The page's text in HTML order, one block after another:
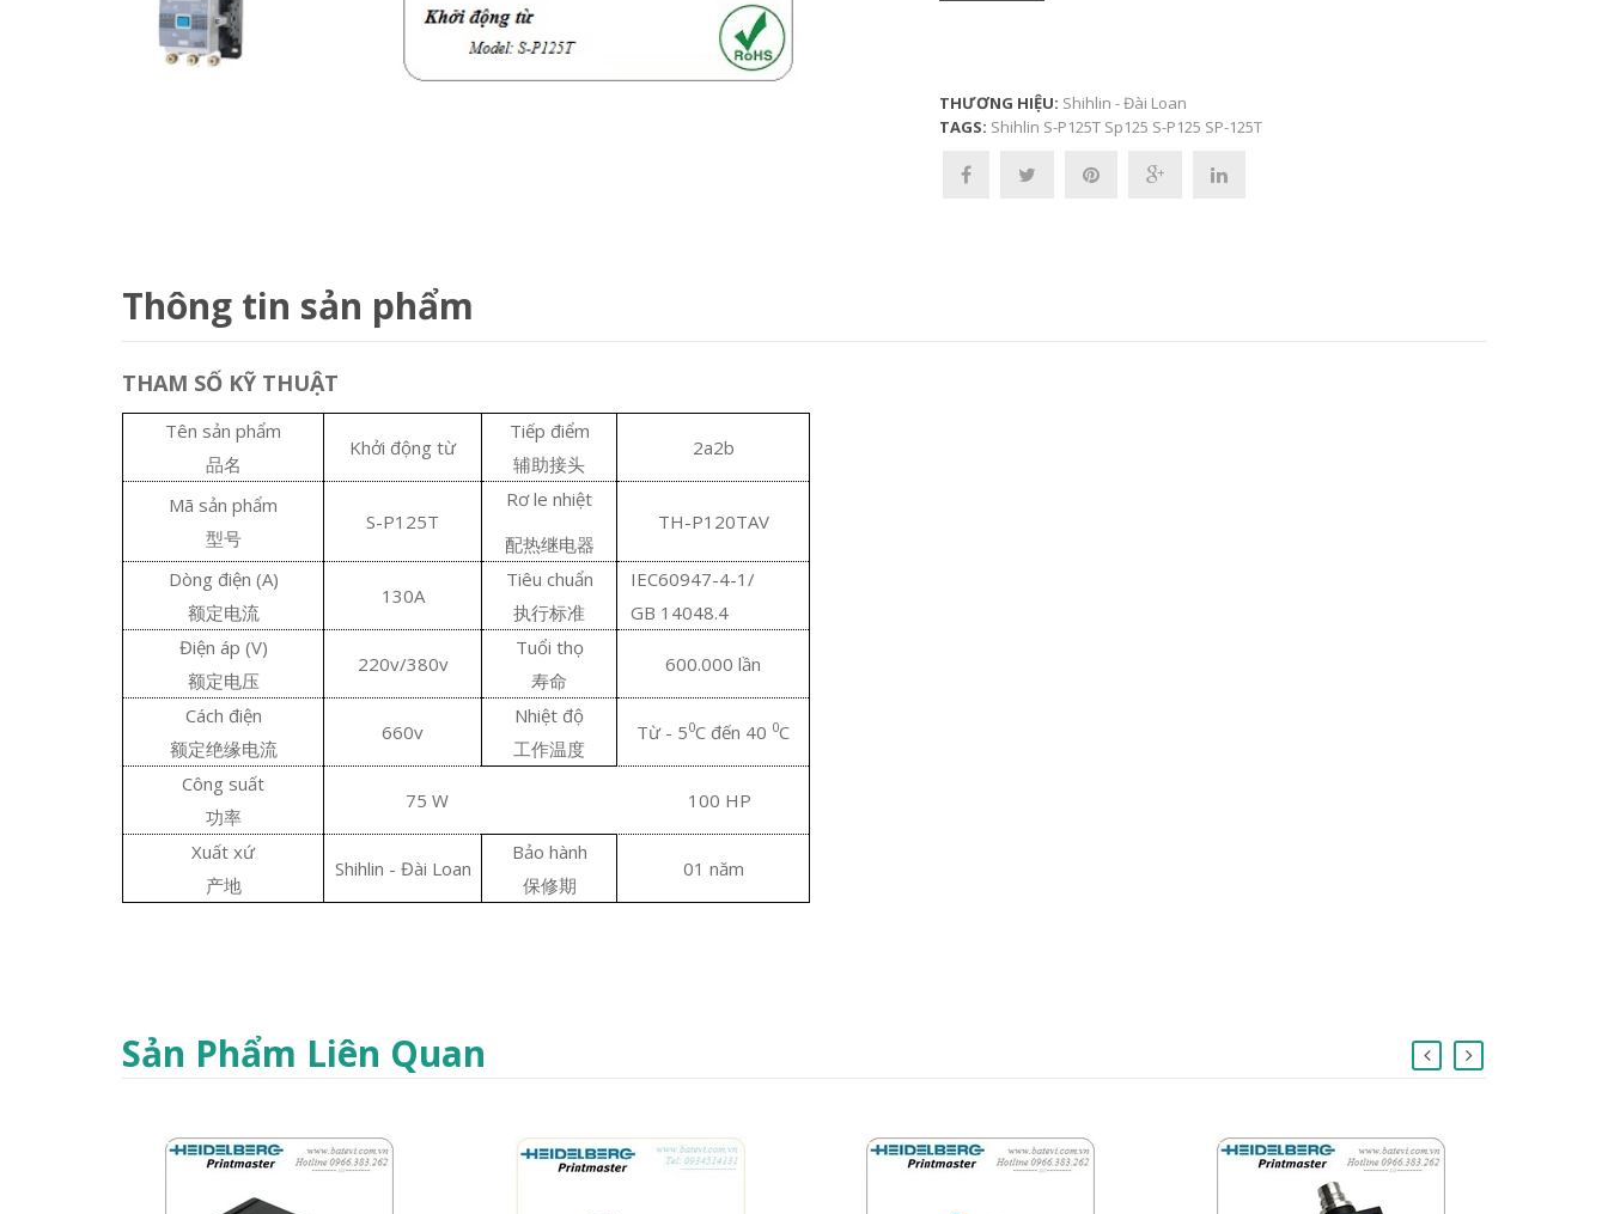
THƯƠNG HIỆU: Shihlin - Đài Loan
TAGS: Shihlin S-P125T Sp125 S-P125 SP-125T
Thông tin sản phẩm
THAM SỐ KỸ THUẬT
Tên sản phẩm
品名
Khởi động từ
Tiếp điểm
辅助接头
2a2b
Mã sản phẩm
型号
S-P125T
Rơ le nhiệt
配热继电器
TH-P120TAV
Dòng điện (A)
额定电流
130A
Tiêu chuẩn
执行标准
IEC60947-4-1/
GB 14048.4
Điện áp (V)
额定电压
220v/380v
Tuổi thọ
寿命
600.000 lần
Cách điện
额定绝缘电流
660v
Nhiệt độ
工作温度
Từ - 50C đến 40 0C
Công suất
功率
75 W 100 HP
Xuất xứ
产地
Shihlin - Đài Loan
Bảo hành
保修期
01 năm
Sản Phẩm Liên Quan